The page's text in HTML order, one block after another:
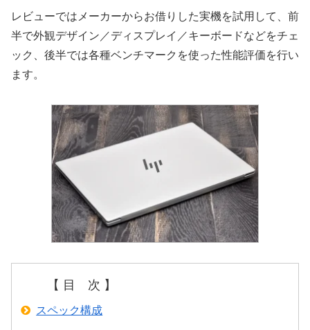
レビューではメーカーからお借りした実機を試用して、前
半で外観デザイン／ディスプレイ／キーボードなどをチェ
ック、後半では各種ベンチマークを使った性能評価を行い
ます。
【 目 次 】
スペック構成